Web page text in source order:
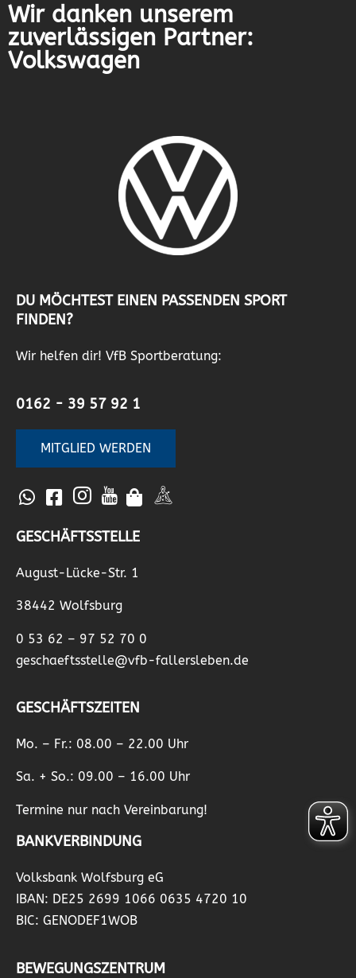
Wir danken unserem
zuverlässigen Partner:
Volkswagen
DU MÖCHTEST EINEN PASSENDEN SPORT
FINDEN?
Wir helfen dir! VfB Sportberatung:
0162 - 39 57 92 1
MITGLIED WERDEN
GESCHÄFTSSTELLE
August-Lücke-Str. 1
38442 Wolfsburg
0 53 62 – 97 52 70 0
geschaeftsstelle@vfb-fallersleben.de
GESCHÄFTSZEITEN
Mo. – Fr.: 08.00 – 22.00 Uhr
Sa. + So.: 09.00 – 16.00 Uhr
Termine nur nach Vereinbarung!
BANKVERBINDUNG
Volksbank Wolfsburg eG
IBAN: DE25 2699 1066 0635 4720 10
BIC: GENODEF1WOB
BEWEGUNGSZENTRUM